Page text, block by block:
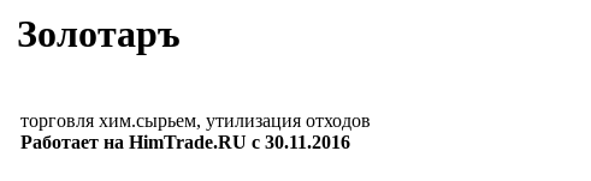
Золотаръ
торговля хим.сырьем, утилизация отходов
Работает на HimTrade.RU с 30.11.2016